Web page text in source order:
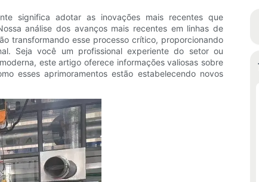
significa adotar as inovações mais recentes que
análise dos avanços mais recentes em linhas de
transformando esse processo crítico, proporcionando
Seja você um profissional experiente do setor ou
este artigo oferece informações valiosas sobre
esses aprimoramentos estão estabelecendo novos